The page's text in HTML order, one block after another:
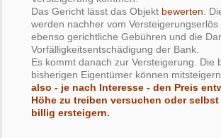
Das Gericht lässt das Objekt bewerten .
werden nachher vom Versteigerungserlös
ebenso gerichtliche Gebühren und die
Vorfälligkeitsentschädigung der Bank.
Es kommt danach zur Versteigerung. Die
bisherigen Eigentümer können mitsteigern.
also - je nach Interesse - den Preis
Höhe zu treiben versuchen oder
billig ersteigern.